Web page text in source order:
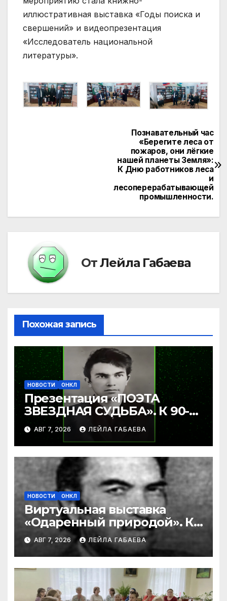
иллюстративная выставка «Годы поиска и
свершений» и видеопрезентация
«Исследователь национальной
литературы».
Познавательный час
«Берегите леса от
пожаров, они лёгкие
нашей планеты Земля»:
К Дню работников леса
и
лесоперерабатывающей
промышленности.
ОтЛейла Габаева
Похожая запись
НОВОСТИ ОНКЛ
Презентация «ПОЭТА
ЗВЕЗДНАЯ СУДЬБА». К 90-
летию Ибрагима Бабаева.
АВГ 7, 2026 ЛЕЙЛА ГАБАЕВА
НОВОСТИ ОНКЛ
Виртуальная выставка
«Одаренный природой». К
90-летию со дня рождения
Ибрагима Бабаева
АВГ 7, 2026 ЛЕЙЛА ГАБАЕВА